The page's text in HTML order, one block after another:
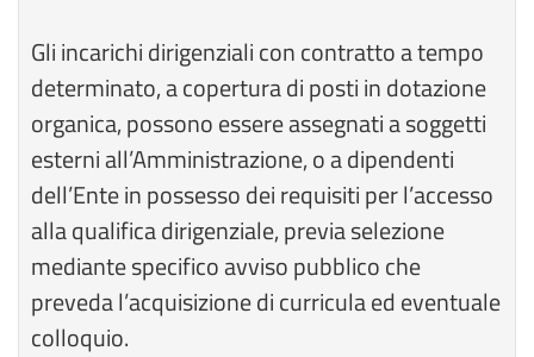
Gli incarichi dirigenziali con contratto a tempo
determinato, a copertura di posti in dotazione
organica, possono essere assegnati a soggetti
esterni all’Amministrazione, o a dipendenti
dell’Ente in possesso dei requisiti per l’accesso
alla qualifica dirigenziale, previa selezione
mediante specifico avviso pubblico che
preveda l’acquisizione di curricula ed eventuale
colloquio.